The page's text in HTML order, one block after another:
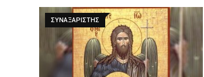
ΣΥΝΑΞΑΡΙΣΤΗΣ